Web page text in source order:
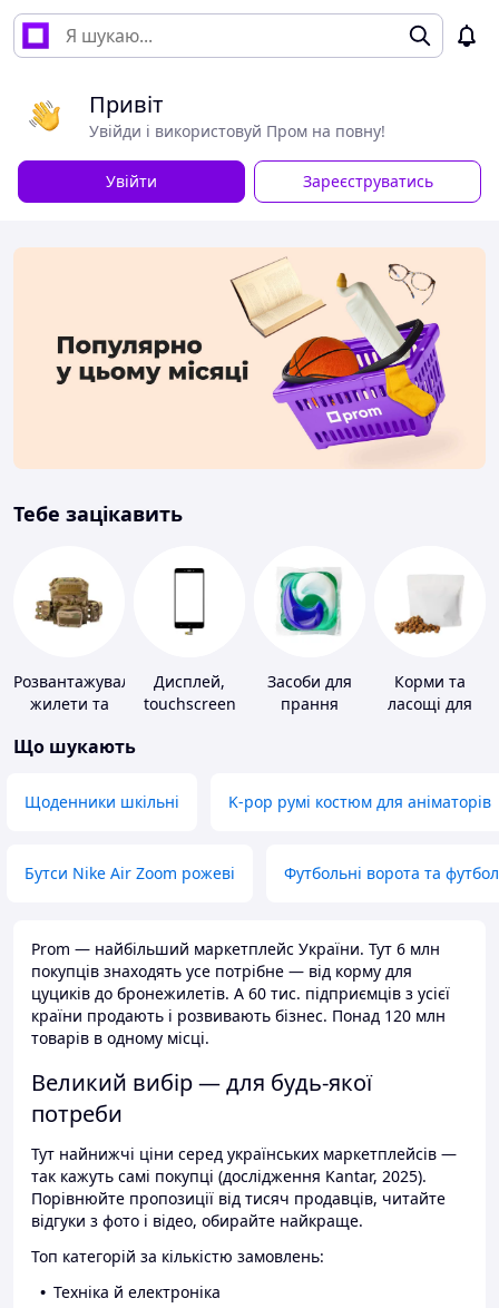
Привіт
Увійди і використовуй Пром на повну!
Увійти Зареєструватись
Тебе зацікавить
Розвантажувальні
жилети та
без плит
Дисплей,
touchscreen
Засоби для
прання
Корми та
ласощі для
Що шукають
Щоденники шкільні K-pop румі костюм для аніматорів
Бутси Nike Air Zoom рожеві Футбольні ворота та
Prom — найбільший маркетплейс України. Тут 6 млн
покупців знаходять усе потрібне — від корму для
цуциків до бронежилетів. А 60 тис. підприємців з усієї
країни продають і розвивають бізнес. Понад 120 млн
товарів в одному місці.
Великий вибір — для будь-якої
потреби
Тут найнижчі ціни серед українських маркетплейсів —
так кажуть самі покупці (дослідження Kantar, 2025).
Порівнюйте пропозиції від тисяч продавців, читайте
відгуки з фото і відео, обирайте найкраще.
Топ категорій за кількістю замовлень:
Техніка й електроніка